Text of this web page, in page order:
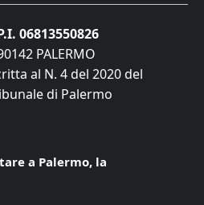
06813550826
PALERMO
al N. 4 del 2020 del
di Palermo
a Palermo, la